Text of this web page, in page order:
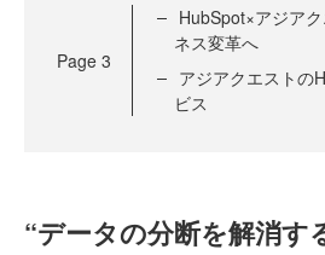
Page 3
HubSpot×アジア
ネス変革へ
アジアクエストの
ビス
“データの分断を解消す